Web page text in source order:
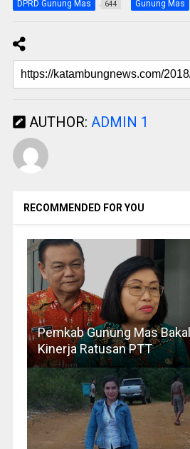
DPRD Gunung Mas 644 Gunung Mas
AUTHOR: ADMIN 1
RECOMMENDED FOR YOU
Pemkab Gunung Mas
Kinerja Ratusan PTT